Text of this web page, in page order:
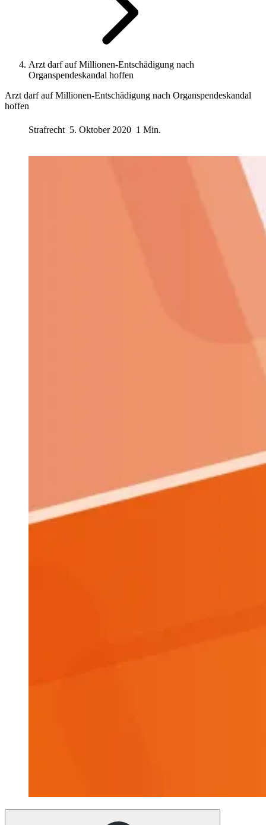
Arzt darf auf Millionen-Entschädigung nach
Organspendeskandal hoffen
Arzt darf auf Millionen-Entschädigung nach Organspendeskandal
hoffen
Strafrecht 5. Oktober 2020 1 Min.